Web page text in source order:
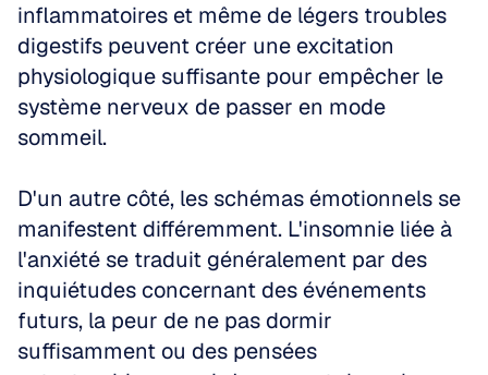
inflammatoires et même de légers troubles
digestifs peuvent créer une excitation
physiologique suffisante pour empêcher le
système nerveux de passer en mode
sommeil.
D'un autre côté, les schémas émotionnels se
manifestent différemment. L'insomnie liée à
l'anxiété se traduit généralement par des
inquiétudes concernant des événements
futurs, la peur de ne pas dormir
suffisamment ou des pensées